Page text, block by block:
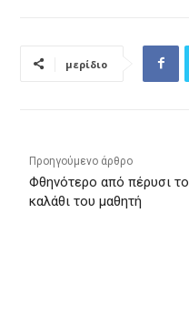
μερίδιο
Προηγούμενο άρθρο
Φθηνότερο από πέρυσι το
καλάθι του μαθητή